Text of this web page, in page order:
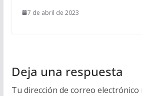
7 de abril de 2023
Deja una respuesta
Tu dirección de correo electrónico